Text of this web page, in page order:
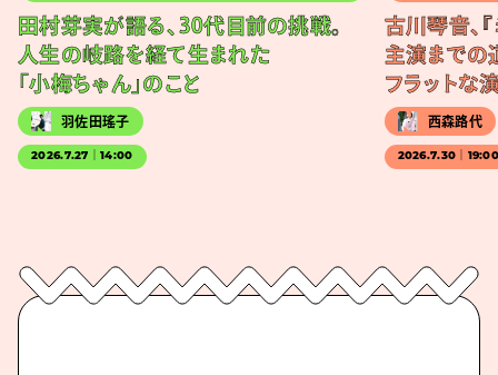
田村芽実が語る、30代目前の挑戦。
人生の岐路を経て生まれた
「小梅ちゃん」のこと
羽佐田瑤子
2026.7.27｜14:00
古川琴音、
主演までの
フラットな
西森路代
2026.7.30｜